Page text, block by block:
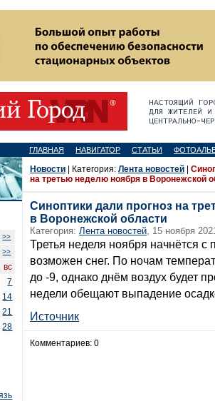
ГЛАВНАЯ НАВИГАТОР СТАТЬИ
>>
>>
вс
7
14
21
28
Новости | Категория: Лента новостей
на третью неделю ноября в Воронежской
Синоптики дали прогноз на
в Воронежской области
Категория: Лента новостей, 15 ноября
Третья неделя ноября начнётся
возможен снег. По ночам
до -9, однако днём воздух будет
недели обещают выпадение
Источник
Комментариев: 0